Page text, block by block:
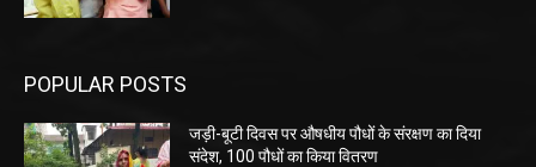
POPULAR POSTS
जड़ी-बूटी दिवस पर औषधीय पौधों के संरक्षण का दिया
संदेश, 100 पौधों का किया वितरण